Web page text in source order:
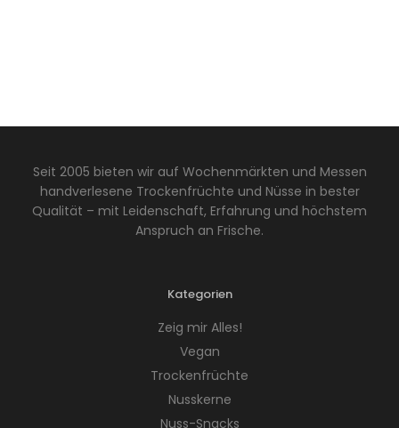
Seit 2005 bieten wir auf Wochenmärkten und Messen
handverlesene Trockenfrüchte und Nüsse in bester
Qualität – mit Leidenschaft, Erfahrung und höchstem
Anspruch an Frische.
Kategorien
Zeig mir Alles!
Vegan
Trockenfrüchte
Nusskerne
Nuss-Snacks